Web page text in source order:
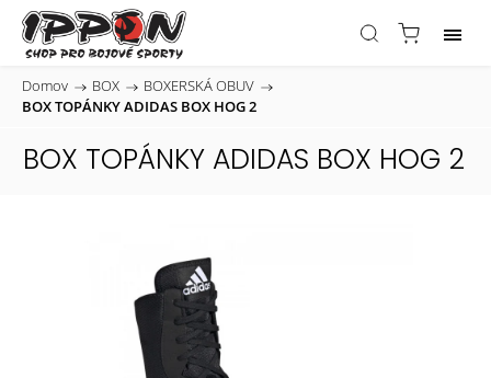
Domov / BOX / BOXERSKÁ OBUV /
BOX TOPÁNKY ADIDAS BOX HOG 2
BOX TOPÁNKY ADIDAS BOX HOG 2